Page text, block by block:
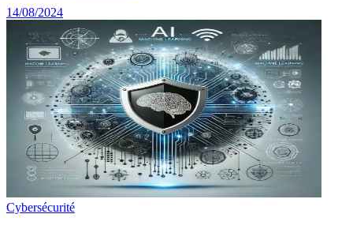
14/08/2024
Cybersécurité